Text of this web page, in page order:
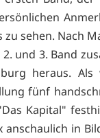
sehen. Nach
und 3. Band
heraus. Als
fünf
Kapital"
anschaulich in